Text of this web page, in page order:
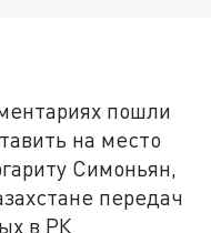
пошли
на место
Симоньян,
передач
в РК